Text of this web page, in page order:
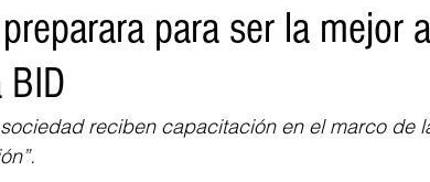
para ser la mejor
reciben capacitación en el marco de